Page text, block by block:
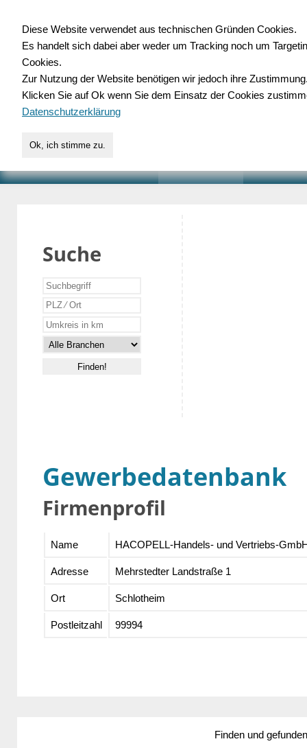
für Handwerk,
Suche
Gewerbedatenbank
Firmenprofil
Name HACOPELL-Handels- und Vertriebs-
Adresse Mehrstedter Landstraße 1
Ort Schlotheim
Postleitzahl 99994
Finden und
Diese Website verwendet aus technischen Gründen Cookies.
Es handelt sich dabei aber weder um Tracking noch um
Cookies.
Zur Nutzung der Website benötigen wir jedoch ihre
Klicken Sie auf Ok wenn Sie dem Einsatz der Cookies
Datenschutzerklärung
Ok, ich stimme zu.